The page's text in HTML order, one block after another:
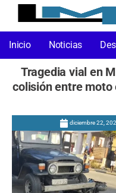
Inicio Noticias
Tragedia vial en
colisión entre moto
diciembre 22,